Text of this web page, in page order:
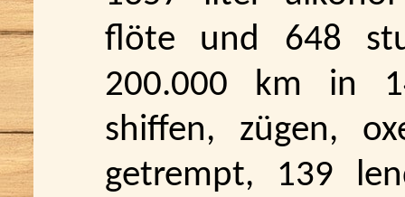
flöte und 648
200.000 km in
shiffen, zügen,
getrempt, 139